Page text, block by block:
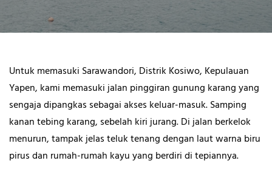
Untuk memasuki Sarawandori, Distrik Kosiwo, Kepulauan
Yapen, kami memasuki jalan pinggiran gunung karang yang
sengaja dipangkas sebagai akses keluar-masuk. Samping
kanan tebing karang, sebelah kiri jurang. Di jalan berkelok
menurun, tampak jelas teluk tenang dengan laut warna biru
pirus dan rumah-rumah kayu yang berdiri di tepiannya.